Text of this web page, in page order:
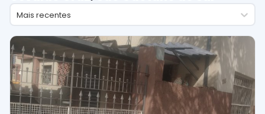
Mais recentes